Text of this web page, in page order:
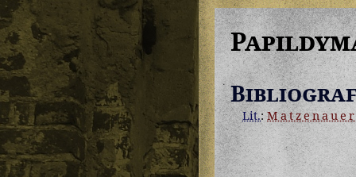
Lit.:Matzenauer